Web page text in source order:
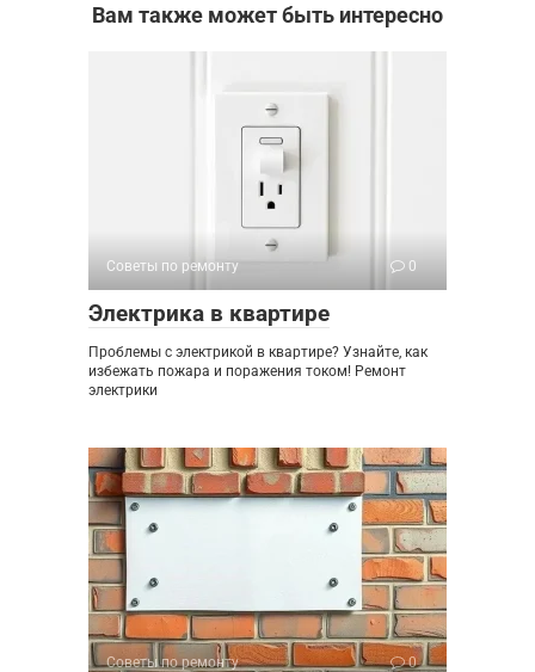
Вам также может быть интересно
Советы по ремонту 0
Электрика в квартире
Проблемы с электрикой в квартире? Узнайте, как
избежать пожара и поражения током! Ремонт
электрики
Советы по ремонту 0